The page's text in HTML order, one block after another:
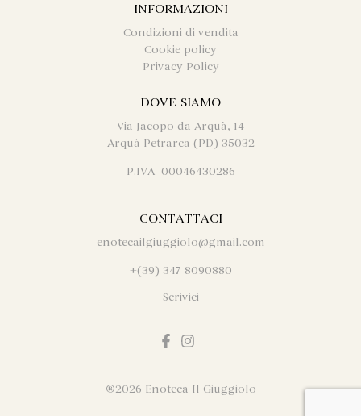
INFORMAZIONI
Condizioni di vendita
Cookie policy
Privacy Policy
DOVE SIAMO
Via Jacopo da Arquà, 14
Arquà Petrarca (PD) 35032
P.IVA 00046430286
CONTATTACI
enotecailgiuggiolo@gmail.com
+(39) 347 8090880
Scrivici
®2026 Enoteca Il Giuggiolo